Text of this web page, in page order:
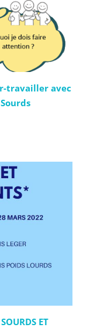
travailler avec
ET